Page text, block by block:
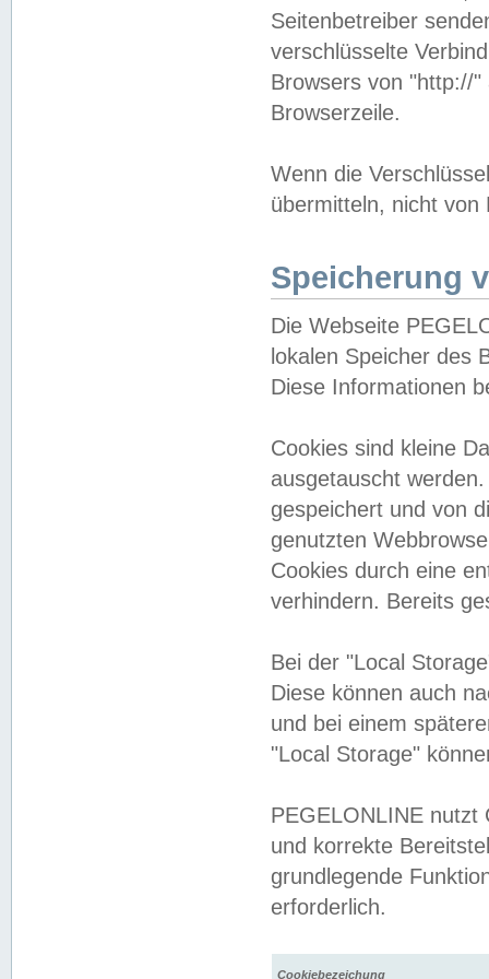
Seitenbetreiber
verschlüsselte
Browsers von "http://
Browserzeile.
Wenn die
übermitteln, nicht von
Speicherung
Die Webseite
lokalen Speicher des
Diese Informationen
Cookies sind kleine
ausgetauscht
gespeichert und von
genutzten
Cookies durch eine
verhindern. Bereits
Bei der "Local
Diese können auch
und bei einem
"Local Storage"
PEGELONLINE nutzt
und korrekte
grundlegende
erforderlich.
Cookiebezeichung